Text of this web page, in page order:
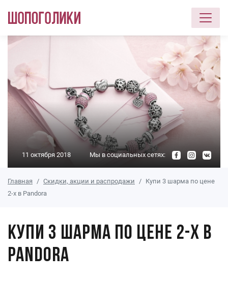
Перейти к основному содержанию
11 октября 2018 Мы в социальных сетях:
Главная Скидки, акции и распродажи
Купи 3 шарма по цене
2-х в Pandora
Купи 3 шарма по цене 2-х в
Pandora